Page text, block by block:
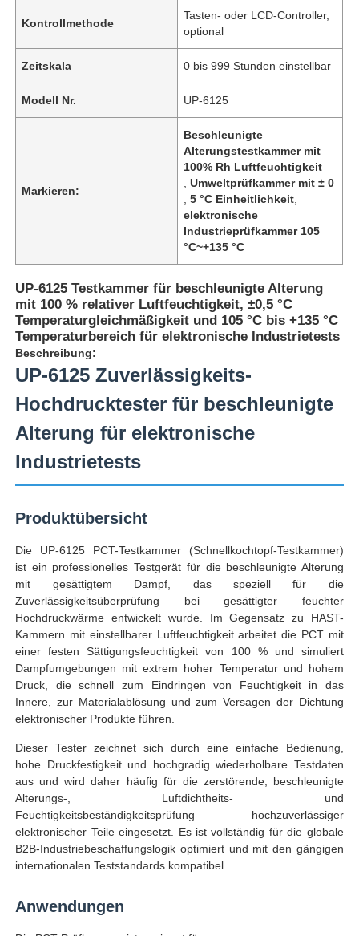
Startseite
Produkte
Über uns
Fabrik Tour
Qualitätskontrolle
Kontakt
Referenzen
Laborversuch-Ausrüstung
Kontrollmethode
Tasten- oder LCD-Controller,
optional
Zeitskala 0 bis 999 Stunden einstellbar
Modell Nr. UP-6125
Markieren:
Beschleunigte
Alterungstestkammer mit
100% Rh Luftfeuchtigkeit
,Umweltprüfkammer mit ± 0
,5 °C Einheitlichkeit
elektronische
Industrieprüfkammer 105
°C~+135 °C
UP-6125 Testkammer für beschleunigte Alterung
mit 100 % relativer Luftfeuchtigkeit, ±0,5 °C
Temperaturgleichmäßigkeit und 105 °C bis +135 °C
Temperaturbereich für elektronische Industrietests
Beschreibung:
UP-6125 Zuverlässigkeits-
Hochdrucktester für beschleunigte
Alterung für elektronische
Industrietests
Produktübersicht
Die UP-6125 PCT-Testkammer (Schnellkochtopf-Testkammer)
ist ein professionelles Testgerät für die beschleunigte Alterung
mit gesättigtem Dampf, das speziell für die
Zuverlässigkeitsüberprüfung bei gesättigter feuchter
Hochdruckwärme entwickelt wurde. Im Gegensatz zu HAST-
Kammern mit einstellbarer Luftfeuchtigkeit arbeitet die PCT mit
einer festen Sättigungsfeuchtigkeit von 100 % und simuliert
Dampfumgebungen mit extrem hoher Temperatur und hohem
Druck, die schnell zum Eindringen von Feuchtigkeit in das
Innere, zur Materialablösung und zum Versagen der Dichtung
elektronischer Produkte führen.
Dieser Tester zeichnet sich durch eine einfache Bedienung,
hohe Druckfestigkeit und hochgradig wiederholbare Testdaten
aus und wird daher häufig für die zerstörende, beschleunigte
Alterungs-, Luftdichtheits- und
Feuchtigkeitsbeständigkeitsprüfung hochzuverlässiger
elektronischer Teile eingesetzt. Es ist vollständig für die globale
B2B-Industriebeschaffungslogik optimiert und mit den gängigen
internationalen Teststandards kompatibel.
Anwendungen